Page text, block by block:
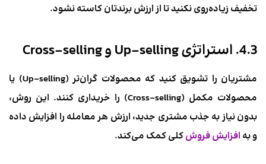
تخفیف زیاده‌روی نکنید تا از ارزش برندتان کاسته نشود.
4.3. استراتژی Up-selling و Cross-selling
مشتریان را تشویق کنید که محصولات گران‌تر (Up-selling) یا
محصولات مکمل (Cross-selling) را خریداری کنند. این روش،
بدون نیاز به جذب مشتری جدید، ارزش هر معامله را افزایش داده
و به افزایش فروشکلی کمک می‌کند.